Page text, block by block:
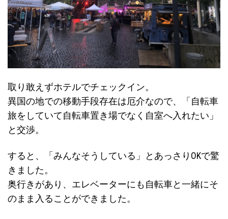
取り敢えずホテルでチェックイン。
異国の地での移動手段存在は厄介なので、「自転車
旅をしていて自転車置き場でなく自室へ入れたい」
と交渉。
すると、「みんなそうしている」とあっさりOKで驚
きました。
奥行きがあり、エレベーターにも自転車と一緒にそ
のまま入ることができました。